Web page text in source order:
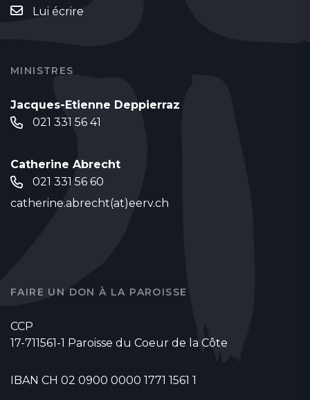
Lui écrire
MINISTRES
Jacques-Etienne Deppierraz
021 331 56 41
Catherine Abrecht
021 331 56 60
catherine.abrecht(at)eerv.ch
FAIRE UN DON À LA PAROISSE
CCP
17-711561-1 Paroisse du Coeur de la Côte
IBAN CH 02 0900 0000 1771 1561 1